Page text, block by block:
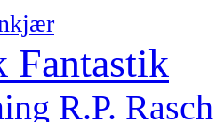
Fantastik
R.P. Rasch